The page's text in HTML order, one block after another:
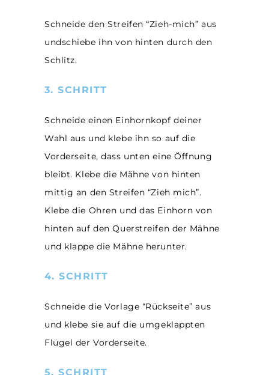
Schneide den Streifen “Zieh-mich” aus
undschiebe ihn von hinten durch den
Schlitz.
3. SCHRITT
Schneide einen Einhornkopf deiner
Wahl aus und klebe ihn so auf die
Vorderseite, dass unten eine Öffnung
bleibt. Klebe die Mähne von hinten
mittig an den Streifen “Zieh mich”.
Klebe die Ohren und das Einhorn von
hinten auf den Querstreifen der Mähne
und klappe die Mähne herunter.
4. SCHRITT
Schneide die Vorlage “Rückseite” aus
und klebe sie auf die umgeklappten
Flügel der Vorderseite.
5. SCHRITT